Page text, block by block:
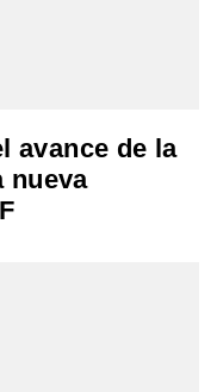
avance de la
nueva